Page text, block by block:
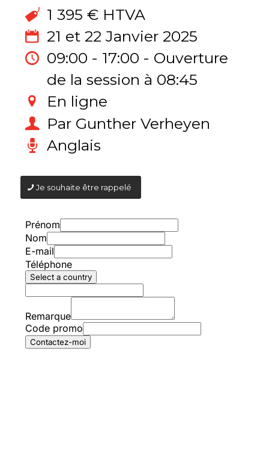
1 395 € HTVA
21 et 22 Janvier 2025
09:00 - 17:00 - Ouverture
de la session à 08:45
En ligne
Par Gunther Verheyen
Anglais
Je souhaite être rappelé